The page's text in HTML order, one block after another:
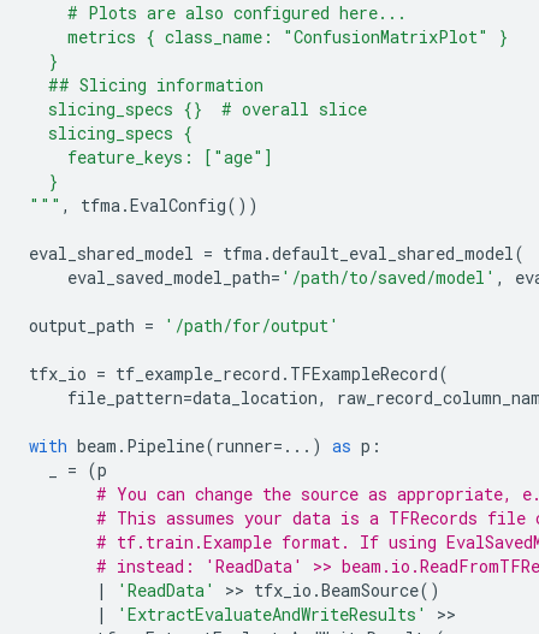
    # Plots are also configured here...
    metrics { class_name: "ConfusionMatrixPlot" }
  }
  ## Slicing information
  slicing_specs
{}
  # overall slice
  slicing_specs {
    feature_keys: ["age"]
  }
""" , tfma.EvalConfig())
eval_shared_model = tfma.default_eval_shared_model(
eval_saved_model_path= '/path/to/saved/model' ,
output_path = '/path/for/output'
tfx_io = tf_example_record . TFExampleRecord(
file_pattern=data_location,
with beam . Pipeline(runner=... ) as p :
= (p
# You can change the source as appropriate,
# This assumes your data is a TFRecords
# tf.train.Example format. If using
# instead: 'ReadData' >>
|
'ReadData' >> tfx_io .BeamSource()
|
'ExtractEvaluateAndWriteResults'
>>